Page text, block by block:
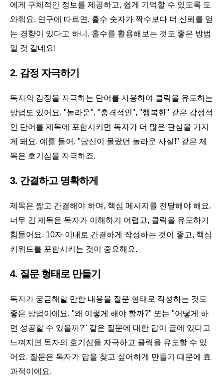
에게 구체적인 정보를 제공하고, 쉽게 기억할 수 있도록 도
와줘요. 연구에 따르면, 홀수 숫자가 짝수보다 더 신뢰를 얻
는 경향이 있다고 하니, 홀수를 활용해보는 것도 좋은 방법
일 것 같네요!
2. 감정 자극하기
독자의 감정을 자극하는 단어를 사용하여 클릭을 유도하는
방법도 있어요. "놀라운", "충격적인", "행복한" 같은 감정적
인 단어를 제목에 포함시키면 독자가 더 많은 관심을 가지
게 돼요. 예를 들어, "당신이 몰랐던 놀라운 사실!" 같은 제
목은 호기심을 자극하죠.
3. 간결하고 명확하게
제목은 짧고 간결해야 하며, 핵심 메시지를 전달해야 해요.
너무 긴 제목은 독자가 이해하기 어렵고, 클릭을 유도하기
힘들어요. 10자 이내로 간결하게 작성하는 것이 좋고, 핵심
키워드를 포함시키는 것이 중요해요.
4. 질문 형태로 만들기
독자가 궁금해할 만한 내용을 질문 형태로 작성하는 것도
좋은 방법이에요. "왜 이렇게 해야 할까?" 또는 "어떻게 하
면 성공할 수 있을까?" 같은 질문에 대한 답이 글에 있다고
느껴지면 독자의 호기심을 자극하고 클릭을 유도할 수 있
어요. 질문은 독자가 답을 찾고 싶어하게 만들기 때문에 효
과적이에요.